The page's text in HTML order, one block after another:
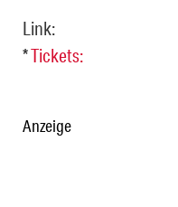
Link:
*Tickets:
Anzeige